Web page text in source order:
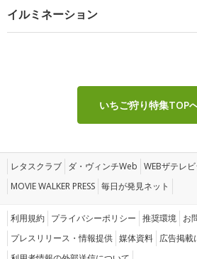
イルミネーション
いちご狩り特集TOP
レタスクラブ ダ・ヴィンチWeb WEBザテレ
MOVIE WALKER PRESS 毎日が発見ネット
利用規約 プライバシーポリシー 推奨環境 お
プレスリリース・情報提供 媒体資料 広告掲載